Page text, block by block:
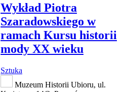
Wykład Piotra
Szaradowskiego w
ramach Kursu historii
mody XX wieku
Sztuka
Muzeum Historii Ubioru, ul.